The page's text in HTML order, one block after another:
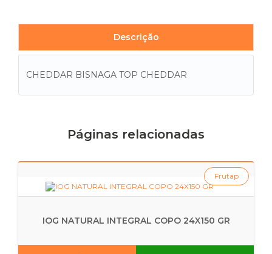
Descrição
CHEDDAR BISNAGA TOP CHEDDAR
Páginas relacionadas
IOG NATURAL INTEGRAL COPO 24X150 GR
Frutap